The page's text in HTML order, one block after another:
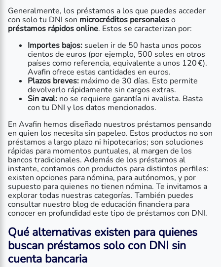
Generalmente, los préstamos a los que puedes acceder
con solo tu DNI son microcréditos personaleso
préstamos rápidos online. Estos se caracterizan por:
Importes bajos: suelen ir de 50 hasta unos pocos
cientos de euros (por ejemplo, 500 soles en otros
países como referencia, equivalente a unos 120 €).
Avafin ofrece estas cantidades en euros.
Plazos breves: máximo de 30 días. Esto permite
devolverlo rápidamente sin cargos extras.
Sin aval: no se requiere garantía ni avalista. Basta
con tu DNI y los datos mencionados.
En Avafin hemos diseñado nuestros préstamos pensando
en quien los necesita sin papeleo. Estos productos no son
préstamos a largo plazo ni hipotecarios; son soluciones
rápidas para momentos puntuales, al margen de los
bancos tradicionales. Además de los préstamos al
instante, contamos con productos para distintos perfiles:
existen opciones para nómina, para autónomos, y por
supuesto para quienes no tienen nómina. Te invitamos a
explorar todas nuestras categorías. También puedes
consultar nuestro blog de educación financiera para
conocer en profundidad este tipo de préstamos con DNI.
Qué alternativas existen para quienes
buscan préstamos solo con DNI sin
cuenta bancaria